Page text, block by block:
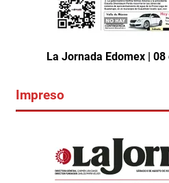
La Jornada Edomex |
Impreso